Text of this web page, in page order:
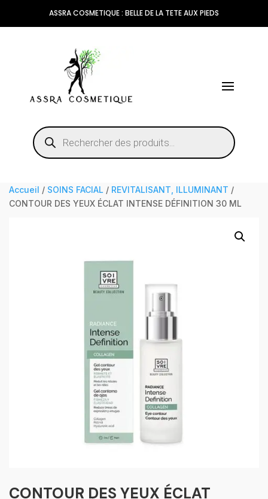
ASSRA COSMETIQUE : BELLE DE LA TETE AUX PIEDS
Recherche
de
produits
Accueil / SOINS FACIAL / REVITALISANT, ILLUMINANT /
CONTOUR DES YEUX ÉCLAT INTENSE DÉFINITION 30 ML
CONTOUR DES YEUX ÉCLAT